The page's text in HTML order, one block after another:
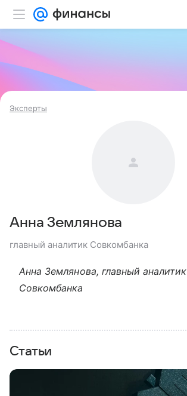
Эксперты
Анна Землянова
главный аналитик Совкомбанка
Анна Землянова, главный аналитик
Совкомбанка
Статьи